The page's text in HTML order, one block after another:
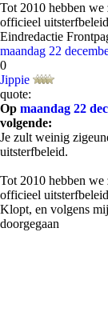
Tot 2010 hebben we
officieel
Eindredactie
maandag 22
0
Jippie
quote:
Op maandag 22
volgende:
Je zult weinig
uitsterfbeleid.
Tot 2010 hebben we
officieel
Klopt, en volgens
doorgegaan